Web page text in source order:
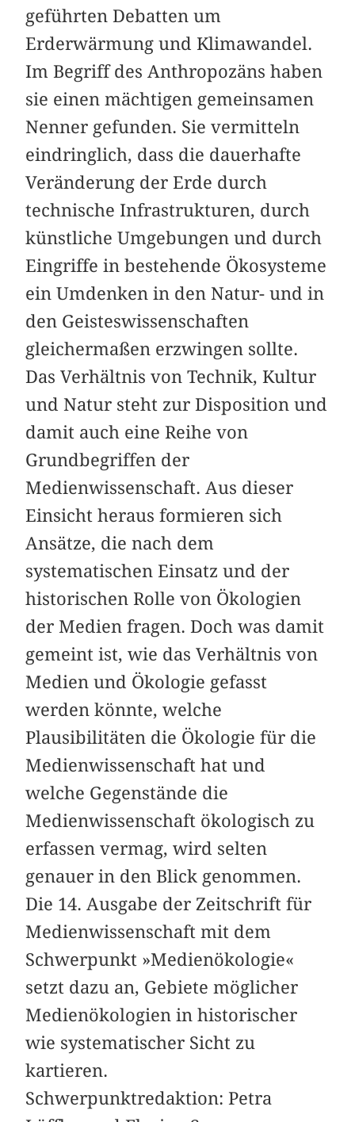
geführten Debatten um
Erderwärmung und Klimawandel.
Im Begriff des Anthropozäns haben
sie einen mächtigen gemeinsamen
Nenner gefunden. Sie vermitteln
eindringlich, dass die dauerhafte
Veränderung der Erde durch
technische Infrastrukturen, durch
künstliche Umgebungen und durch
Eingriffe in bestehende Ökosysteme
ein Umdenken in den Natur- und in
den Geisteswissenschaften
gleichermaßen erzwingen sollte.
Das Verhältnis von Technik, Kultur
und Natur steht zur Disposition und
damit auch eine Reihe von
Grundbegriffen der
Medienwissenschaft. Aus dieser
Einsicht heraus formieren sich
Ansätze, die nach dem
systematischen Einsatz und der
historischen Rolle von Ökologien
der Medien fragen. Doch was damit
gemeint ist, wie das Verhältnis von
Medien und Ökologie gefasst
werden könnte, welche
Plausibilitäten die Ökologie für die
Medienwissenschaft hat und
welche Gegenstände die
Medienwissenschaft ökologisch zu
erfassen vermag, wird selten
genauer in den Blick genommen.
Die 14. Ausgabe der Zeitschrift für
Medienwissenschaft mit dem
Schwerpunkt »Medienökologie«
setzt dazu an, Gebiete möglicher
Medienökologien in historischer
wie systematischer Sicht zu
kartieren.
Schwerpunktredaktion: Petra